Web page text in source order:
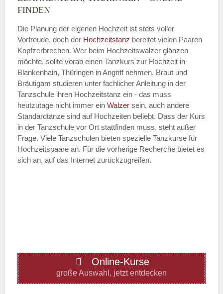
—
ÖFFNUNGSZEITEN HINZUFÜGEN
Dienstag
—
ÖFFNUNGSZEITEN HINZUFÜGEN
Donnerstag
FINDEN
Die Planung der eigenen Hochzeit ist stets voller
Vorfreude, doch der Hochzeitstanz bereitet vielen Paaren
Kopfzerbrechen. Wer beim Hochzeitswalzer glänzen
möchte, sollte vorab einen Tanzkurs zur Hochzeit in
Blankenhain, Thüringen in Angriff nehmen. Braut und
Bräutigam studieren unter fachlicher Anleitung in der
Tanzschule ihren Hochzeitstanz ein - das muss
heutzutage nicht immer ein Walzer sein, auch andere
Standardtänze sind auf Hochzeiten beliebt. Dass der Kurs
in der Tanzschule vor Ort stattfinden muss, steht außer
Frage. Viele Tanzschulen bieten spezielle Tanzkurse für
Hochzeitspaare an. Für die vorherige Recherche bietet es
sich an, auf das Internet zurückzugreifen.
Online-Kurse
große Auswahl, jetzt entdecken